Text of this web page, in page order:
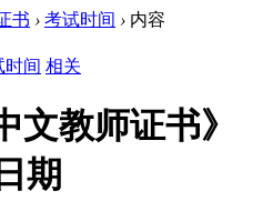
书 › 考试时间 › 内容
时间 相关
文教师证书》
期